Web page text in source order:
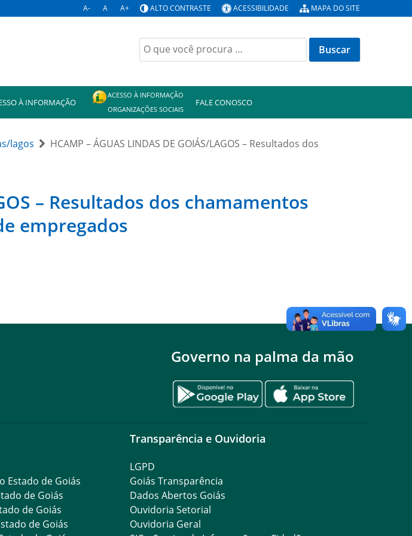
A- A A+ ALTO CONTRASTE ACESSIBILIDADE MAPA DO SITE
Buscar
por:
À INFORMAÇÃO
ACESSO À INFORMAÇÃO
ORGANIZAÇÕES SOCIAIS
FALE CONOSCO
lagos
HCAMP – ÁGUAS LINDAS DE GOIÁS/LAGOS – Resultados dos
– Resultados dos chamamentos
empregados
Governo na palma da mão
Estado de Goiás
de Goiás
de Goiás
de Goiás
Transparência e Ouvidoria
LGPD
Goiás Transparência
Dados Abertos Goiás
Ouvidoria Setorial
Ouvidoria Geral